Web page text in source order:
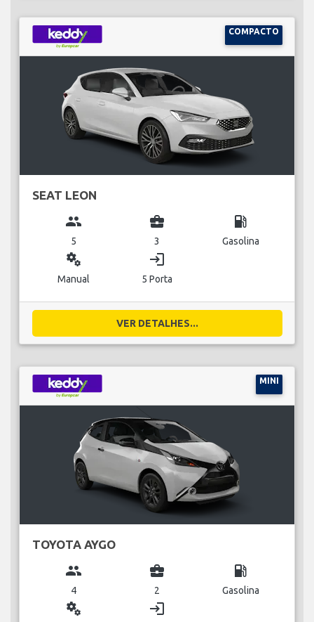
COMPACTO
SEAT LEON
group
5
business_center
3
local_gas_station
Gasolina
miscellaneous_services
Manual
login
5 Porta
VER DETALHES...
MINI
TOYOTA AYGO
group
4
business_center
2
local_gas_station
Gasolina
miscellaneous_services login